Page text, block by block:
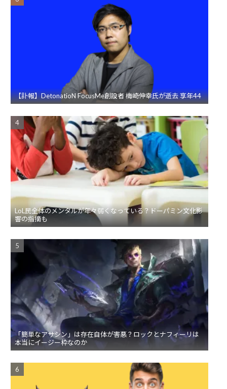
【訃報】DetonatioN FocusMe創設者 梅崎伸幸氏が逝去 享年44
LoL民全体のメンタルが年々弱くなっている？ドーパミン文化影
響の指摘も
「簡単なアサシン」は存在自体が害悪？ロックとナフィーリは
本当にイージー枠なのか